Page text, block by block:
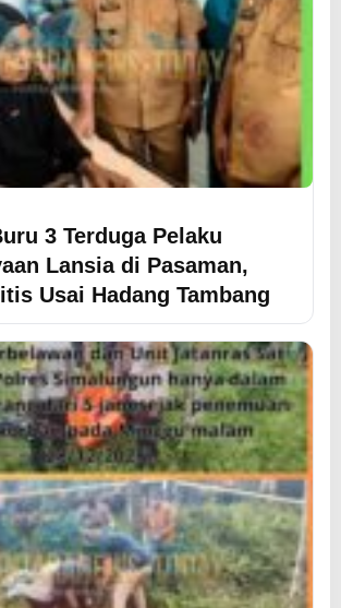
3 Terduga Pelaku
Lansia di Pasaman,
Usai Hadang Tambang